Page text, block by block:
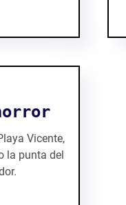
Vicente,
la punta del